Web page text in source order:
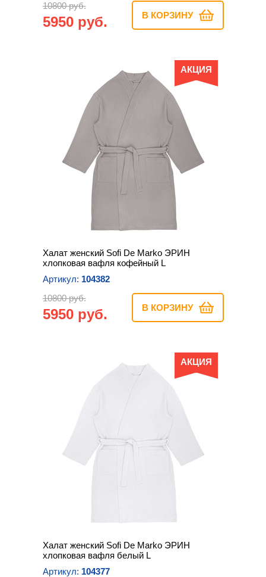
10800 руб.
5950 руб. В КОРЗИНУ
АКЦИЯ
Халат женский Sofi De Marko ЭРИН
хлопковая вафля кофейный L
Артикул: 104382
10800 руб.
5950 руб. В КОРЗИНУ
АКЦИЯ
Халат женский Sofi De Marko ЭРИН
хлопковая вафля белый L
Артикул: 104377